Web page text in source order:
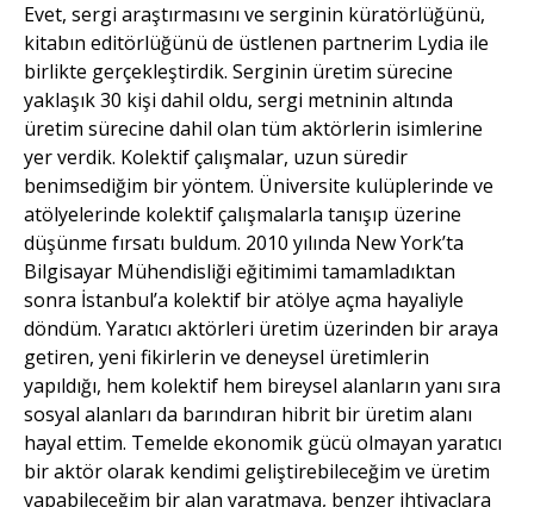
Evet, sergi araştırmasını ve serginin küratörlüğünü,
kitabın editörlüğünü de üstlenen partnerim Lydia ile
birlikte gerçekleştirdik. Serginin üretim sürecine
yaklaşık 30 kişi dahil oldu, sergi metninin altında
üretim sürecine dahil olan tüm aktörlerin isimlerine
yer verdik. Kolektif çalışmalar, uzun süredir
benimsediğim bir yöntem. Üniversite kulüplerinde ve
atölyelerinde kolektif çalışmalarla tanışıp üzerine
düşünme fırsatı buldum. 2010 yılında New York’ta
Bilgisayar Mühendisliği eğitimimi tamamladıktan
sonra İstanbul’a kolektif bir atölye açma hayaliyle
döndüm. Yaratıcı aktörleri üretim üzerinden bir araya
getiren, yeni fikirlerin ve deneysel üretimlerin
yapıldığı, hem kolektif hem bireysel alanların yanı sıra
sosyal alanları da barındıran hibrit bir üretim alanı
hayal ettim. Temelde ekonomik gücü olmayan yaratıcı
bir aktör olarak kendimi geliştirebileceğim ve üretim
yapabileceğim bir alan yaratmaya, benzer ihtiyaçlara